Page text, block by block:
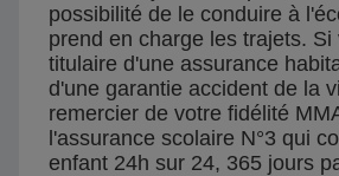
possibilité de le conduire à
prend en charge les trajets. Si
titulaire d'une assurance
d'une garantie accident de la
remercier de votre fidélité
l'assurance scolaire N°3 qui
enfant 24h sur 24, 365 jours